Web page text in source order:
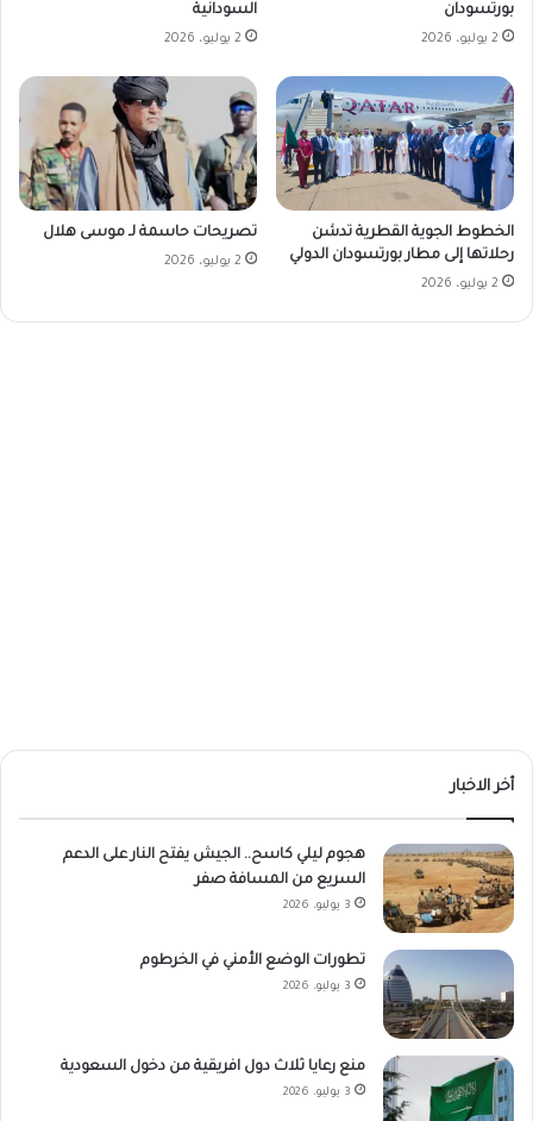
بورتسودان
2 يوليو، 2026
السودانية
2 يوليو، 2026
الخطوط الجوية القطرية تدشن
رحلاتها إلى مطار بورتسودان الدولي
2 يوليو، 2026
تصريحات حاسمة لـ موسى هلال
2 يوليو، 2026
أخر الاخبار
هجوم ليلي كاسح.. الجيش يفتح النار على الدعم
السريع من المسافة صفر
3 يوليو، 2026
تطورات الوضع الأمني في الخرطوم
3 يوليو، 2026
منع رعايا ثلاث دول افريقية من دخول السعودية
3 يوليو، 2026